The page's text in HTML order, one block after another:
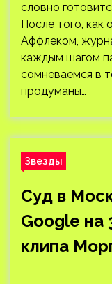
словно
После того, как
Аффлеком,
каждым шагом
сомневаемся в
продуманы…
Звезды
Суд в
Google на
клипа